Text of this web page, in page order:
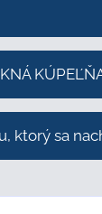
sa